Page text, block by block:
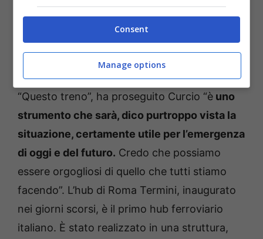
Treno sanitario e hub di
“Questo treno”, ha proseguito Curcio “è uno
strumento che sarà, dico purtroppo vista la
situazione, certamente utile per l’emergenza
di oggi e del futuro. Credo che possiamo
essere orgogliosi di quello che tutti stiamo
facendo”. L’hub di Roma Termini, inaugurato
nei giorni scorsi, è il primo hub ferroviario
italiano. È stato realizzato in una struttura,
Consent
Manage options